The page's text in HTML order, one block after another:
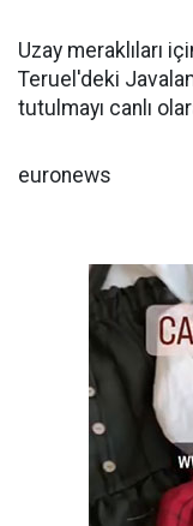
Uzay meraklıları
Teruel'deki
tutulmayı canlı
euronews